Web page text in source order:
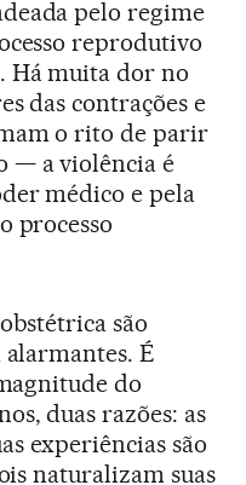
pelo regime
reprodutivo
Há muita dor no
das contrações e
o rito de parir
— a violência é
médico e pela
processo
são
É
do
duas razões: as
experiências são
naturalizam suas